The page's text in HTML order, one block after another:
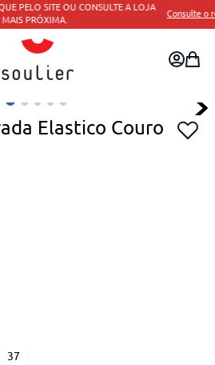
OU CONSULTE A LOJA
Consulte o regulamento
Elastico Couro
37